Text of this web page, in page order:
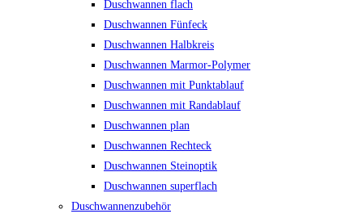
Duschwannen flach
Duschwannen Fünfeck
Duschwannen Halbkreis
Duschwannen Marmor-Polymer
Duschwannen mit Punktablauf
Duschwannen mit Randablauf
Duschwannen plan
Duschwannen Rechteck
Duschwannen Steinoptik
Duschwannen superflach
Duschwannenzubehör